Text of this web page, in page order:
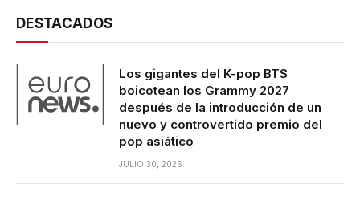
DESTACADOS
Los gigantes del K-pop BTS
boicotean los Grammy 2027
después de la introducción de un
nuevo y controvertido premio del
pop asiático
JULIO 30, 2026